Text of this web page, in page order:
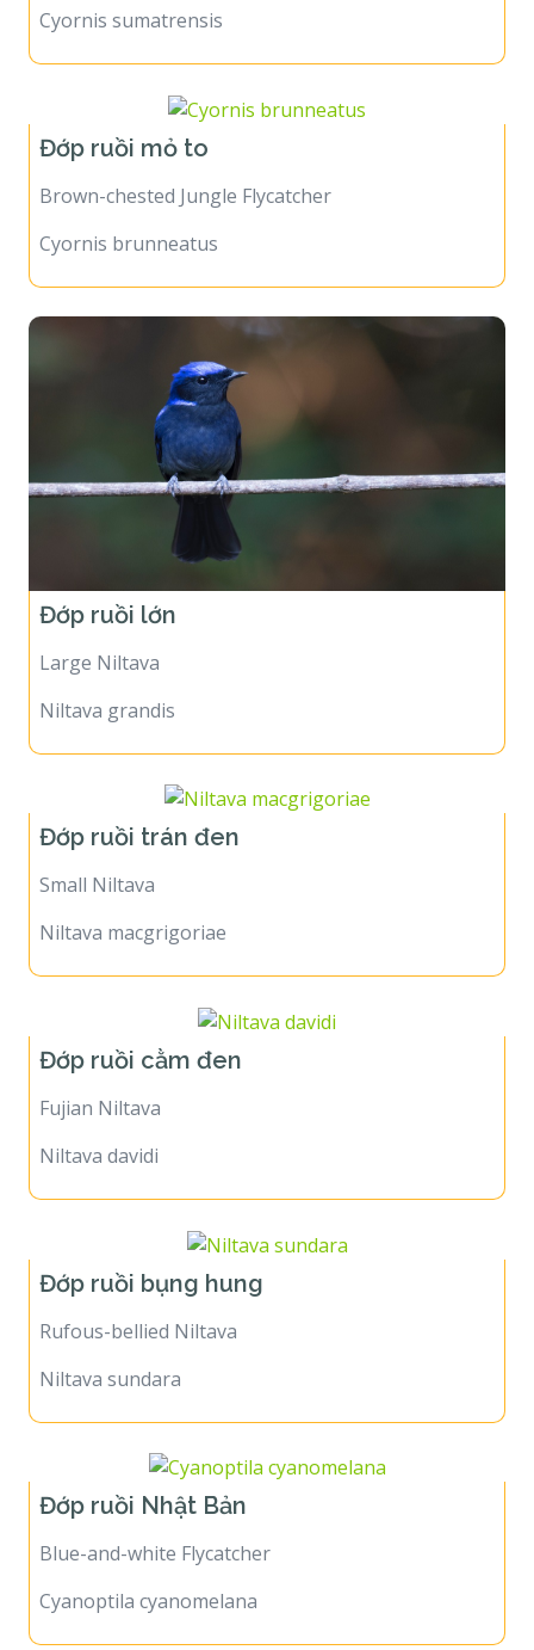
Cyornis sumatrensis
Đớp ruồi mỏ to
Brown-chested Jungle Flycatcher
Cyornis brunneatus
Đớp ruồi lớn
Large Niltava
Niltava grandis
Đớp ruồi trán đen
Small Niltava
Niltava macgrigoriae
Đớp ruồi cằm đen
Fujian Niltava
Niltava davidi
Đớp ruồi bụng hung
Rufous-bellied Niltava
Niltava sundara
Đớp ruồi Nhật Bản
Blue-and-white Flycatcher
Cyanoptila cyanomelana